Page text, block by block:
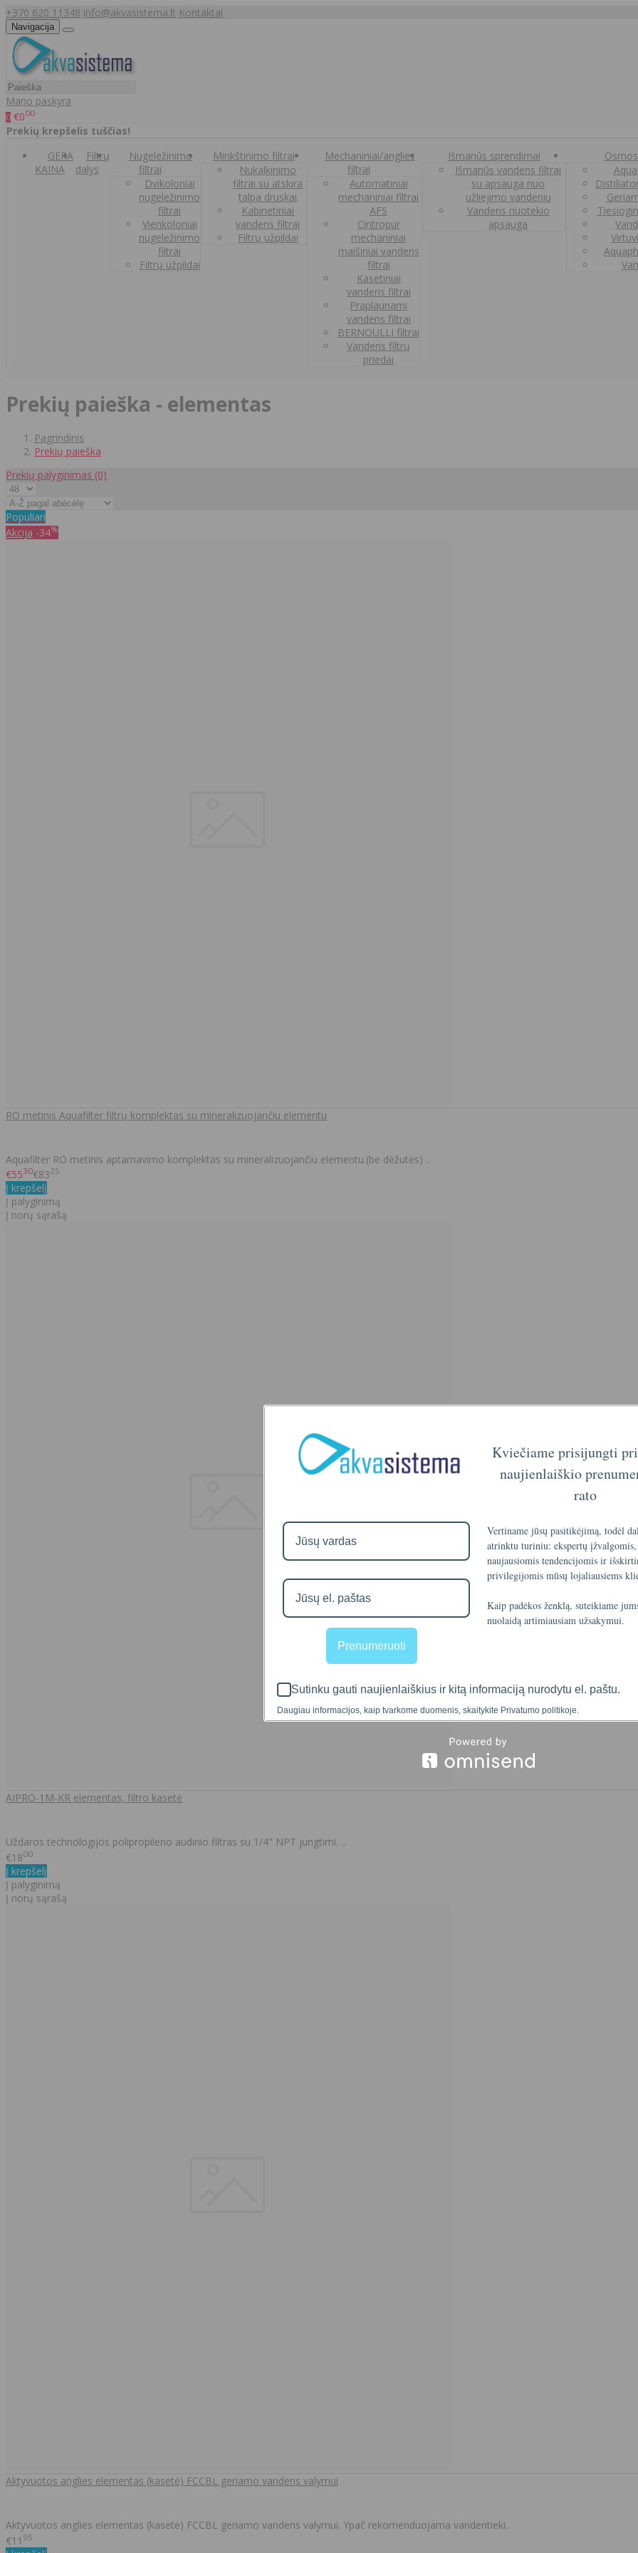
+370 620 11348 info@akvasistema.lt Kontaktai
Navigacija
Mano paskyra
0 €000
Prekių krepšelis tuščias!
GERA
KAINA
Filtrų
dalys
Nugeležinimo
filtrai
Dvikoloniai
nugeležinimo
filtrai
Vienkoloniai
nugeležinimo
filtrai
Filtrų užpildai
Minkštinimo filtrai
Nukalkinimo
filtrai su atskira
talpa druskai
Kabinetiniai
vandens filtrai
Filtrų užpildai
Mechaniniai/anglies
filtrai
Automatiniai
mechaniniai filtrai
AFS
Cintropur
mechaniniai
maišiniai vandens
filtrai
Kasetiniai
vandens filtrai
Praplaunami
vandens filtrai
BERNOULLI filtrai
Vandens filtrų
priedai
Išmanūs sprendimai
Išmanūs vandens filtrai
su apsauga nuo
užliejimo vandeniu
Vandens nuotekio
apsauga
Prekių paieška - elementas
Pagrindinis
Prekių paieška
Prekių palyginimas (0)
Populiari
Akcija -34%
RO metinis Aquafilter filtrų komplektas su mineralizuojančiu elementu
Aquafilter RO metinis aptarnavimo komplektas su mineralizuojančiu elementu.(be dėžutės) ..
€5530€8325
Į krepšelį
Į palyginimą
Į norų sąrašą
AIPRO-1M-KR elementas, filtro kasetė
Uždaros technologijos polipropileno audinio filtras su 1/4" NPT jungtimi. ..
€1800
Į krepšelį
Į palyginimą
Į norų sąrašą
Aktyvuotos anglies elementas (kasetė) FCCBL geriamo vandens valymui
Aktyvuotos anglies elementas (kasetė) FCCBL geriamo vandens valymui. Ypač rekomenduojama vandentieki..
€11 95
Prenumeruoti
Kviečiame prisijungti
naujienlaiškio
rato
Vertiname jūsų pasitikėjimą, todėl
atrinktu turiniu: ekspertų įžvalgomis,
naujausiomis tendencijomis ir
privilegijomis mūsų lojaliausiems
Kaip padėkos ženklą, suteikiame
nuolaidą artimiausiam užsakymui.
Sutinku gauti naujienlaiškius ir kitą informaciją nurodytu el. paštu.
Daugiau informacijos, kaip tvarkome duomenis, skaitykite Privatumo politikoje.